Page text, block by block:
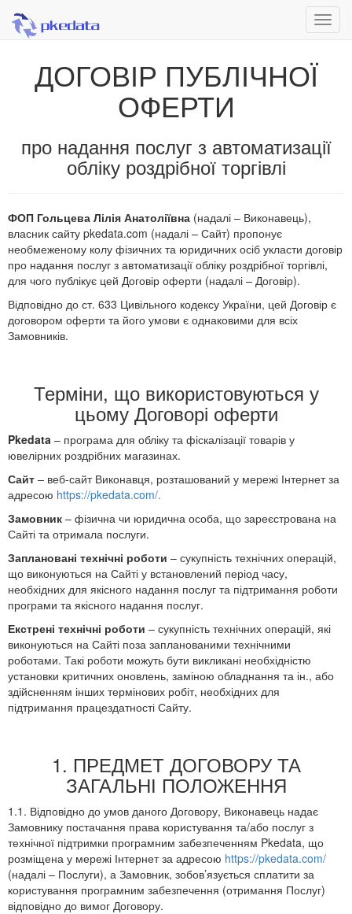
ДОГОВІР ПУБЛІЧНОЇ
ОФЕРТИ
про надання послуг з автоматизації
обліку роздрібної торгівлі
ФОП Гольцева Лілія Анатоліївна (надалі – Виконавець),
власник сайту pkedata.com (надалі – Сайт) пропонує
необмеженому колу фізичних та юридичних осіб укласти договір
про надання послуг з автоматизації обліку роздрібної торгівлі,
для чого публікує цей Договір оферти (надалі – Договір).
Відповідно до ст. 633 Цивільного кодексу України, цей Договір є
договором оферти та його умови є однаковими для всіх
Замовників.
Терміни, що використовуються у
цьому Договорі оферти
Pkedata – програма для обліку та фіскалізації товарів у
ювелірних роздрібних магазинах.
Сайт – веб-сайт Виконавця, розташований у мережі Інтернет за
адресою https://pkedata.com/.
Замовник – фізична чи юридична особа, що зареєстрована на
Сайті та отримала послуги.
Заплановані технічні роботи – сукупність технічних операцій,
що виконуються на Сайті у встановлений період часу,
необхідних для якісного надання послуг та підтримання роботи
програми та якісного надання послуг.
Екстрені технічні роботи – сукупність технічних операцій, які
виконуються на Сайті поза запланованими технічними
роботами. Такі роботи можуть бути викликані необхідністю
установки критичних оновлень, заміною обладнання та ін., або
здійсненням інших термінових робіт, необхідних для
підтримання працездатності Сайту.
1. ПРЕДМЕТ ДОГОВОРУ ТА
ЗАГАЛЬНІ ПОЛОЖЕННЯ
1.1. Відповідно до умов даного Договору, Виконавець надає
Замовнику постачання права користування та/або послуг з
технічної підтримки програмним забезпеченням Pkedata, що
розміщена у мережі Інтернет за адресою https://pkedata.com/
(надалі – Послуги), а Замовник, зобов’язується сплатити за
користування програмним забезпечення (отримання Послуг)
відповідно до вимог Договору.